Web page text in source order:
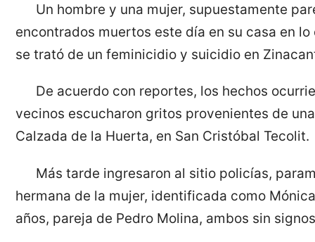
Un hombre y una mujer, supuestamente
encontrados muertos este día en su casa en lo
se trató de un feminicidio y suicidio en
De acuerdo con reportes, los hechos
vecinos escucharon gritos provenientes de
Calzada de la Huerta, en San Cristóbal Tecolit.
Más tarde ingresaron al sitio policías,
hermana de la mujer, identificada como
años, pareja de Pedro Molina, ambos sin